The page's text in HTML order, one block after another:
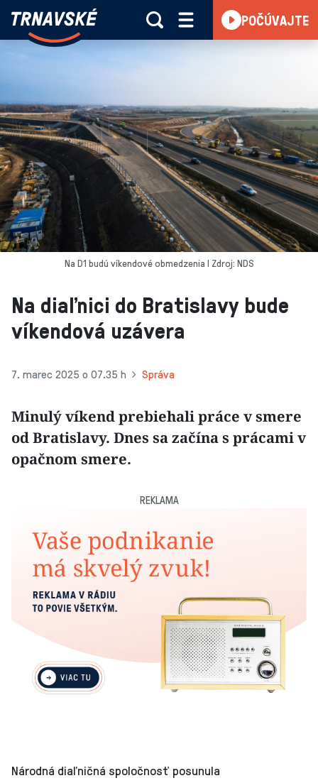
Skočiť na obsah
Trnavské
sa
deje
v
kraji
POČÚVAJTE
Na diaľnici do Bratislavy bude
víkendová uzávera
7. marec 2025 o 07.35 h Správa
Minulý víkend prebiehali práce v smere
od Bratislavy. Dnes sa začína s prácami v
opačnom smere.
Na D1 budú víkendové obmedzenia I Zdroj: NDS
REKLAMA
Národná diaľničná spoločnosť posunula